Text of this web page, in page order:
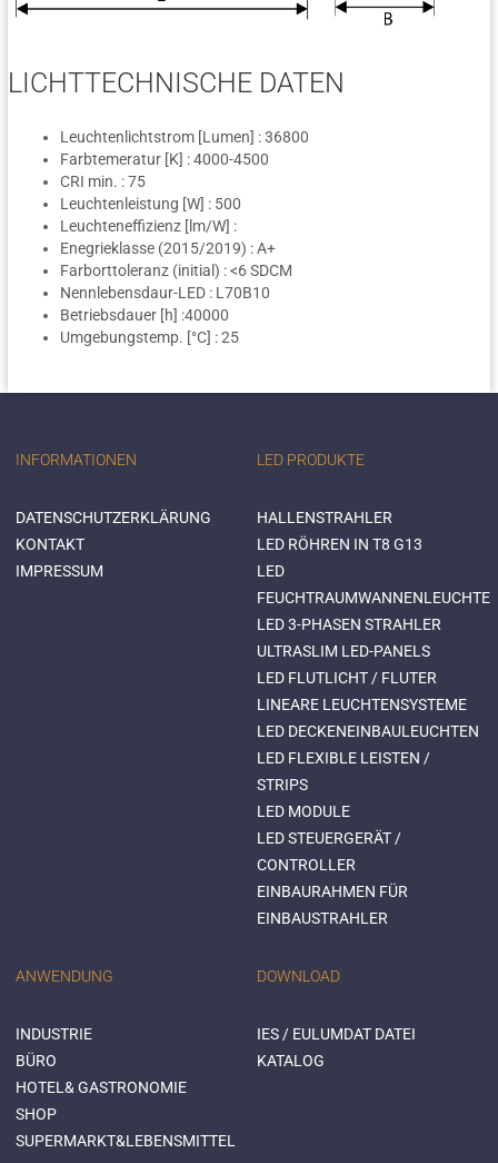
LICHTTECHNISCHE DATEN
Leuchtenlichtstrom [Lumen] : 36800
Farbtemeratur [K] : 4000-4500
CRI min. : 75
Leuchtenleistung [W] : 500
Leuchteneffizienz [lm/W] :
Enegrieklasse (2015/2019) : A+
Farborttoleranz (initial) : <6 SDCM
Nennlebensdaur-LED : L70B10
Betriebsdauer [h] :40000
Umgebungstemp. [°C] : 25
INFORMATIONEN
DATENSCHUTZERKLÄRUNG
KONTAKT
IMPRESSUM
LED PRODUKTE
HALLENSTRAHLER
LED RÖHREN IN T8 G13
LED
FEUCHTRAUMWANNENLEUCHTE
LED 3-PHASEN STRAHLER
ULTRASLIM LED-PANELS
LED FLUTLICHT / FLUTER
LINEARE LEUCHTENSYSTEME
LED DECKENEINBAULEUCHTEN
LED FLEXIBLE LEISTEN /
STRIPS
LED MODULE
LED STEUERGERÄT /
CONTROLLER
EINBAURAHMEN FÜR
EINBAUSTRAHLER
ANWENDUNG
INDUSTRIE
BÜRO
HOTEL& GASTRONOMIE
SHOP
SUPERMARKT&LEBENSMITTEL
DOWNLOAD
IES / EULUMDAT DATEI
KATALOG